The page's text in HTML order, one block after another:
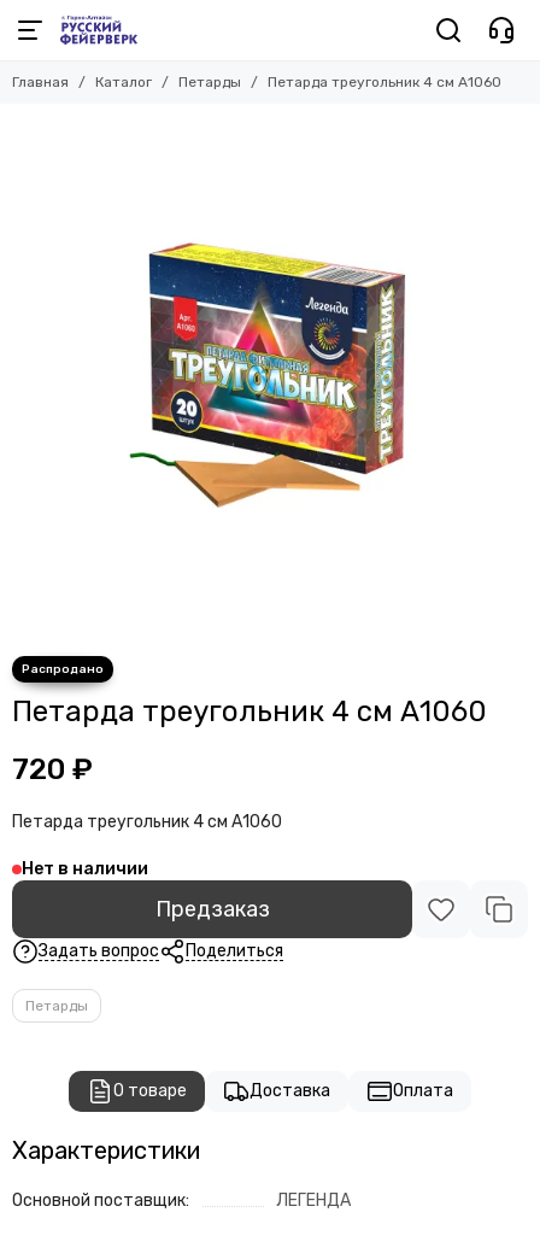
Главная Каталог Петарды Петарда треугольник 4 см А1060
Петарда треугольник 4 см А1060
720 ₽
Петарда треугольник 4 см А1060
Нет в наличии
Предзаказ
Задать вопрос Поделиться
Петарды
О товаре Доставка Оплата
Характеристики
Основной поставщик: ЛЕГЕНДА